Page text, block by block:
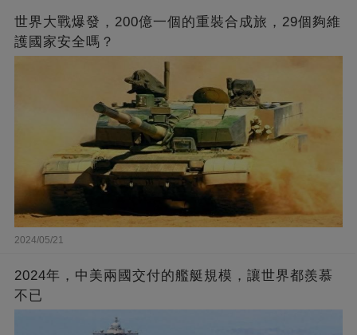
世界大戰爆發，200億一個的重裝合成旅，29個夠維
護國家安全嗎？
2024/05/21
2024年，中美兩國交付的艦艇規模，讓世界都羨慕
不已